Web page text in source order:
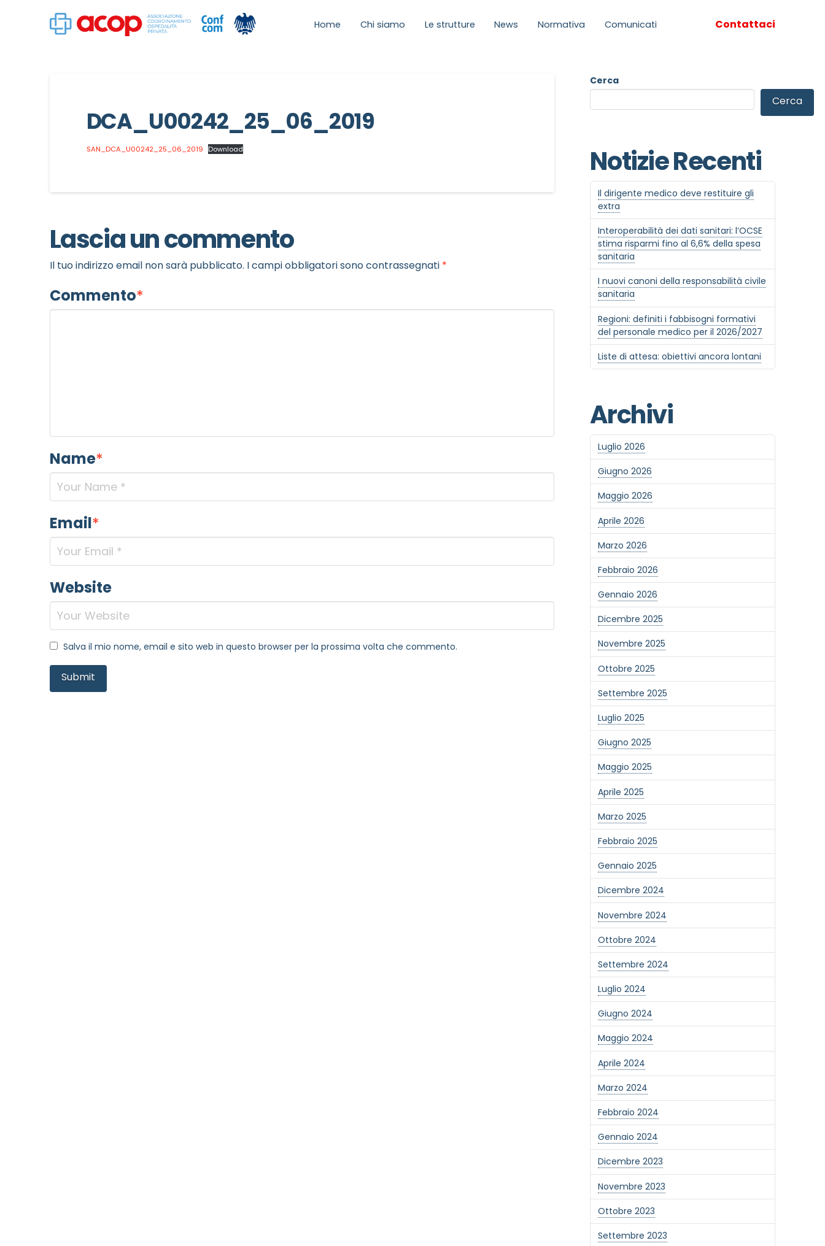
Home Chi siamo Le strutture News Normativa Comunicati Contattaci
DCA_U00242_25_06_2019
SAN_DCA_U00242_25_06_2019 Download
Lascia un commento
Il tuo indirizzo email non sarà pubblicato. I campi obbligatori sono contrassegnati *
Commento*
Name*
Email*
Website
Salva il mio nome, email e sito web in questo browser per la prossima volta che commento.
Cerca
Cerca
Notizie Recenti
Il dirigente medico deve restituire gli
extra
Interoperabilità dei dati sanitari: l’OCSE
stima risparmi fino al 6,6% della spesa
sanitaria
I nuovi canoni della responsabilità civile
sanitaria
Regioni: definiti i fabbisogni formativi
del personale medico per il 2026/2027
Liste di attesa: obiettivi ancora lontani
Archivi
Luglio 2026
Giugno 2026
Maggio 2026
Aprile 2026
Marzo 2026
Febbraio 2026
Gennaio 2026
Dicembre 2025
Novembre 2025
Ottobre 2025
Settembre 2025
Luglio 2025
Giugno 2025
Maggio 2025
Aprile 2025
Marzo 2025
Febbraio 2025
Gennaio 2025
Dicembre 2024
Novembre 2024
Ottobre 2024
Settembre 2024
Luglio 2024
Giugno 2024
Maggio 2024
Aprile 2024
Marzo 2024
Febbraio 2024
Gennaio 2024
Dicembre 2023
Novembre 2023
Ottobre 2023
Settembre 2023